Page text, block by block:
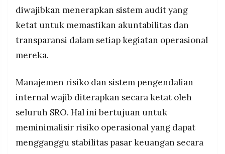
diwajibkan menerapkan sistem audit yang
ketat untuk memastikan akuntabilitas dan
transparansi dalam setiap kegiatan operasional
mereka.
Manajemen risiko dan sistem pengendalian
internal wajib diterapkan secara ketat oleh
seluruh SRO. Hal ini bertujuan untuk
meminimalisir risiko operasional yang dapat
mengganggu stabilitas pasar keuangan secara